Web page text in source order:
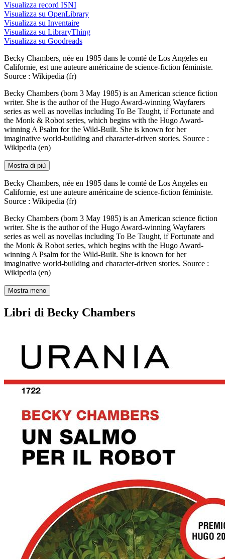
Visualizza record ISNI
Visualizza su OpenLibrary
Visualizza su Inventaire
Visualizza su LibraryThing
Visualizza su Goodreads
Becky Chambers, née en 1985 dans le comté de Los Angeles en
Californie, est une auteure américaine de science-fiction féministe.
Source : Wikipedia (fr)
Becky Chambers (born 3 May 1985) is an American science fiction
writer. She is the author of the Hugo Award-winning Wayfarers
series as well as novellas including To Be Taught, if Fortunate and
the Monk & Robot series, which begins with the Hugo Award-
winning A Psalm for the Wild-Built. She is known for her
imaginative world-building and character-driven stories. Source :
Wikipedia (en)
Mostra di più
Becky Chambers, née en 1985 dans le comté de Los Angeles en
Californie, est une auteure américaine de science-fiction féministe.
Source : Wikipedia (fr)
Becky Chambers (born 3 May 1985) is an American science fiction
writer. She is the author of the Hugo Award-winning Wayfarers
series as well as novellas including To Be Taught, if Fortunate and
the Monk & Robot series, which begins with the Hugo Award-
winning A Psalm for the Wild-Built. She is known for her
imaginative world-building and character-driven stories. Source :
Wikipedia (en)
Mostra meno
Libri di Becky Chambers